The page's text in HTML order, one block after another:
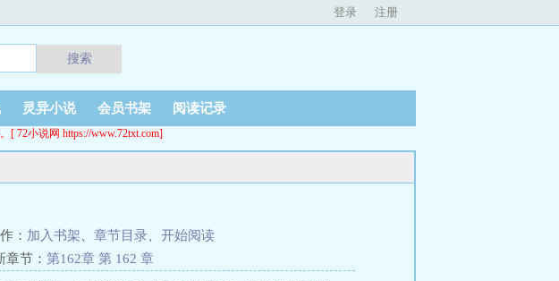
登录 注册
搜索
灵异小说 会员书架 阅读记录
72小说网 https://www.72txt.com]
： 加入书架 章节目录
开始阅读
章节： 第162章 第 162 章